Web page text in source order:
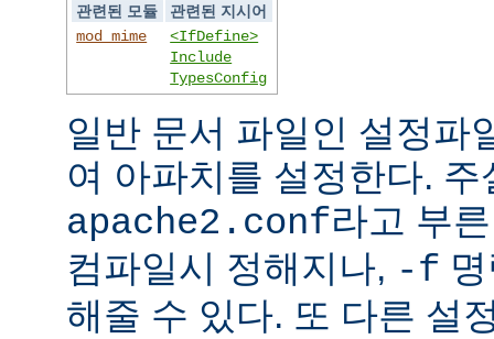
관련된 모듈
관련된 지시어
mod_mime
<IfDefine>
Include
TypesConfig
일반 문서 파일인 설정파
여 아파치를 설정한다.
apache2.conf라고 부
컴파일시 정해지나, -f
해줄 수 있다. 또 다른 설